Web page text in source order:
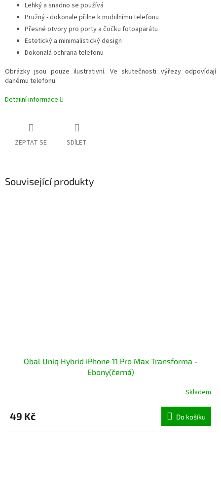
Lehký a snadno se používá
Pružný - dokonale přilne k mobilnímu telefonu
Přesné otvory pro porty a čočku fotoaparátu
Estetický a minimalistický design
Dokonalá ochrana telefonu
Obrázky jsou pouze ilustrativní. Ve skutečnosti výřezy odpovídají
danému telefonu.
Detailní informace
ZEPTAT SE SDÍLET
Související produkty
Obal Uniq Hybrid iPhone 11 Pro Max Transforma -
Ebony(černá)
Skladem
49 Kč Do košíku